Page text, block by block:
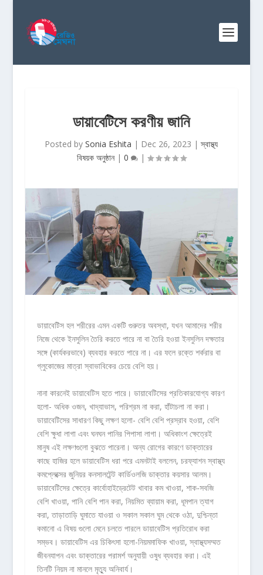
ডায়াবেটিসে করণীয় জানি
Posted bySonia Eshita | Dec 26, 2023 |স্বাস্থ্য
বিষয়ক অনুষ্ঠান| 0 |
ডায়াবেটিস হল শরীরের এমন একটি গুরুতর অবস্থা, যখন আমাদের শরীর
নিজে থেকে ইনসুলিন তৈরি করতে পারে না বা তৈরি হওয়া ইনসুলিন দক্ষতার
সঙ্গে (কার্যকরভাবে) ব্যবহার করতে পারে না। এর ফলে রক্তে শর্করার বা
গ্লুকোজের মাত্রা স্বাভাবিকের চেয়ে বেশি হয়।
নানা কারনেই ডায়াবেটিস হতে পারে। ডায়াবেটিসের প্রতিকারযোগ্য কারণ
হলো- অধিক ওজন, খাদ্যাভাস, পরিশ্রম না করা, হাঁটাচলা না করা।
ডায়াবেটিসের সাধারণ কিছু লক্ষণ হলো- বেশি বেশি প্রস্রাব হওয়া, বেশি
বেশি ক্ষুধা লাগা এবং ঘনঘন পানির পিপাসা লাগা। অধিকাংশ ক্ষেত্রেই
মানুষ এই লক্ষণগুলো বুঝতে পারেনা। অন্য রোগের কারণে ডাক্তারের
কাছে হাজির হলে ডায়াবেটিস ধরা পরে এমনটাই বললেন, চরফ্যাশন স্বাস্থ্য
কমপ্লেক্সের জুনিয়র কনসালটেন্ট কার্ডিওলজি ডাক্তার কয়সার আলম।
ডায়াবেটিসের ক্ষেত্রে কার্বোহাইড্রেটেট খাবার কম খাওয়া, শাক-সবজি
বেশি খাওয়া, পানি বেশি পান করা, নিয়মিত ব্যায়াম করা, ধূমপান ত্যাগ
করা, তাড়াতাড়ি ঘুমাতে যাওয়া ও সকাল সকাল ঘুম থেকে ওঠা, দুশ্চিন্তা
কমানো এ বিষয় গুলো মেনে চলতে পারলে ডায়াবেটিস প্রতিরোধ করা
সম্ভব। ডায়াবেটিস এর চিকিৎসা হলো-নিয়মমাফিক খাওয়া, স্বাস্থ্যসম্মত
জীবনযাপন এবং ডাক্তারের পরামর্শ অনুযায়ী ওষুধ ব্যবহার করা। এই
তিনটি নিয়ম না মানলে মৃত্যু অনিবার্য।